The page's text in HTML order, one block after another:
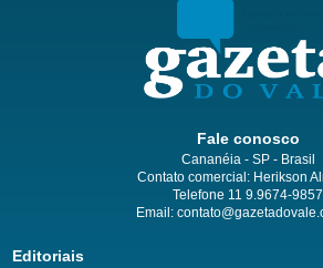
Fale conosco
Cananéia - SP - Brasil
Contato comercial: Herikson
Telefone 11 9.9674-9857
Email:
Editoriais